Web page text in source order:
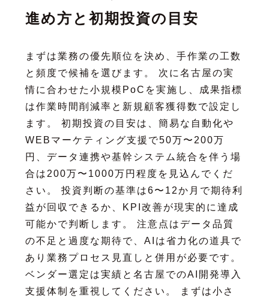
進め方と初期投資の目安
まずは業務の優先順位を決め、手作業の工数
と頻度で候補を選びます。 次に名古屋の実
情に合わせた小規模PoCを実施し、成果指標
は作業時間削減率と新規顧客獲得数で設定し
ます。 初期投資の目安は、簡易な自動化や
WEBマーケティング支援で50万〜200万
円、データ連携や基幹システム統合を伴う場
合は200万〜1000万円程度を見込んでくだ
さい。 投資判断の基準は6〜12か月で期待利
益が回収できるか、KPI改善が現実的に達成
可能かで判断します。 注意点はデータ品質
の不足と過度な期待で、AIは省力化の道具で
あり業務プロセス見直しと併用が必要です。
ベンダー選定は実績と名古屋でのAI開発導入
支援体制を重視してください。 まずは小さ